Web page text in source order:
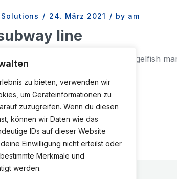
zu bieten, verwenden wir
um Geräteinformationen zu
zuzugreifen. Wenn du diesen
können wir Daten wie das
IDs auf dieser Website
Einwilligung nicht erteilst oder
Merkmale und
werden.
/ 24. März 2021 / by am
line
slickhead archerfish Black angelfish
Cargo Warehouse
MORE